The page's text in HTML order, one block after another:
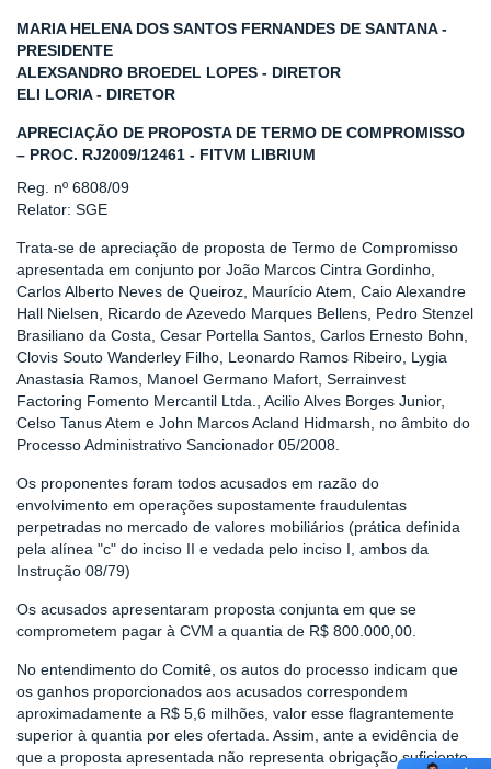
MARIA HELENA DOS SANTOS FERNANDES DE SANTANA -
PRESIDENTE
ALEXSANDRO BROEDEL LOPES - DIRETOR
ELI LORIA - DIRETOR
APRECIAÇÃO DE PROPOSTA DE TERMO DE COMPROMISSO
– PROC. RJ2009/12461 - FITVM LIBRIUM
Reg. nº 6808/09
Relator: SGE
Trata-se de apreciação de proposta de Termo de Compromisso
apresentada em conjunto por João Marcos Cintra Gordinho,
Carlos Alberto Neves de Queiroz, Maurício Atem, Caio Alexandre
Hall Nielsen, Ricardo de Azevedo Marques Bellens, Pedro Stenzel
Brasiliano da Costa, Cesar Portella Santos, Carlos Ernesto Bohn,
Clovis Souto Wanderley Filho, Leonardo Ramos Ribeiro, Lygia
Anastasia Ramos, Manoel Germano Mafort, Serrainvest
Factoring Fomento Mercantil Ltda., Acilio Alves Borges Junior,
Celso Tanus Atem e John Marcos Acland Hidmarsh, no âmbito do
Processo Administrativo Sancionador 05/2008.
Os proponentes foram todos acusados em razão do
envolvimento em operações supostamente fraudulentas
perpetradas no mercado de valores mobiliários (prática definida
pela alínea "c" do inciso II e vedada pelo inciso I, ambos da
Instrução 08/79)
Os acusados apresentaram proposta conjunta em que se
comprometem pagar à CVM a quantia de R$ 800.000,00.
No entendimento do Comitê, os autos do processo indicam que
os ganhos proporcionados aos acusados correspondem
aproximadamente a R$ 5,6 milhões, valor esse flagrantemente
superior à quantia por eles ofertada. Assim, ante a evidência de
que a proposta apresentada não representa obrigação suficiente